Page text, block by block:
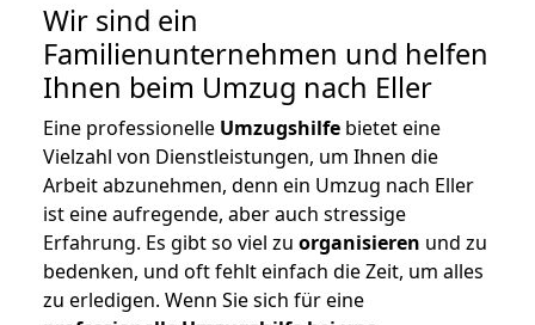
Wir sind ein
Familienunternehmen und helfen
Ihnen beim Umzug nach Eller
Eine professionelle Umzugshilfe bietet eine
Vielzahl von Dienstleistungen, um Ihnen die
Arbeit abzunehmen, denn ein Umzug nach Eller
ist eine aufregende, aber auch stressige
Erfahrung. Es gibt so viel zu organisieren und zu
bedenken, und oft fehlt einfach die Zeit, um alles
zu erledigen. Wenn Sie sich für eine